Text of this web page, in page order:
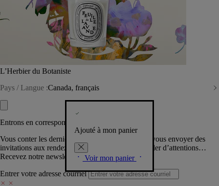
L’Herbier du Botaniste
Pays / Langue :Canada, français
Ajouté à mon panier
Voir mon panier
Entrons en correspondance​
Vous conter les dernières créations de la Maison, vous envoyer des
invitations aux rendez-vous Diptyque, vous combler d’attentions…
Recevez notre newsletter.
Entrer votre adresse courriel